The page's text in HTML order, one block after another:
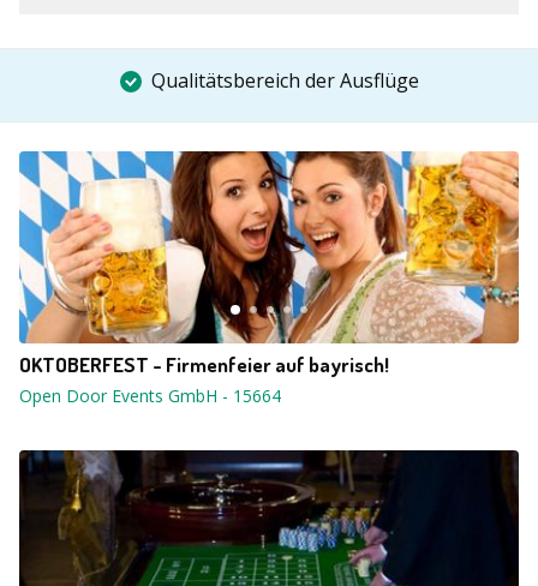
Qualitätsbereich der Ausflüge
OKTOBERFEST - Firmenfeier auf bayrisch!
Open Door Events GmbH - 15664